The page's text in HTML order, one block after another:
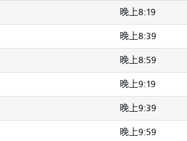
晚上8:19
晚上8:39
晚上8:59
晚上9:19
晚上9:39
晚上9:59